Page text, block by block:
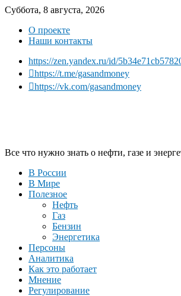
Суббота, 8 августа, 2026
О проекте
Наши контакты
https://zen.yandex.ru/id/
https://t.me/gasandmoney
https://vk.com/gasandmoney
Все что нужно знать о нефти, газе и
В России
В Мире
Полезное
Нефть
Газ
Бензин
Энергетика
Персоны
Аналитика
Как это работает
Мнение
Регулирование